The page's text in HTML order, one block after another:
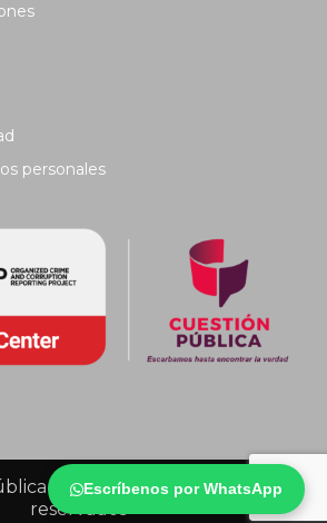
Escríbenos por WhatsApp
personales
2018 - Todos los derechos
reservados